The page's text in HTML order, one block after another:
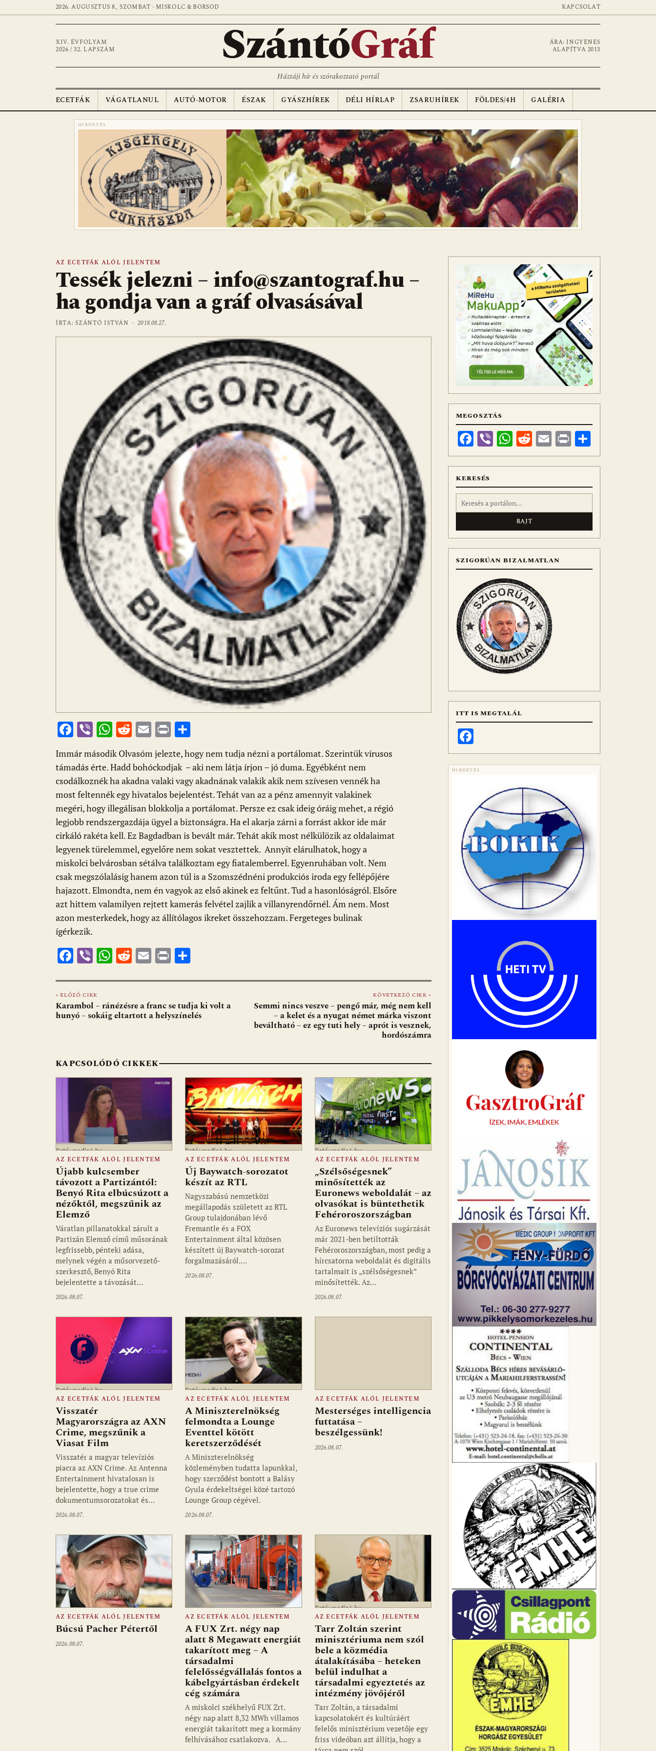
2026. AUGUSZTUS 8., SZOMBAT · MISKOLC & BORSOD KAPCSOLAT
XIV. ÉVFOLYAM
2026 / 32. LAPSZÁM
SzántóGráf
ÁRA: INGYENES
ALAPÍTVA 2013
Háztáji hír és szórakoztató portál
ECETFÁK VÁGATLANUL AUTÓ-MOTOR ÉSZAK GYÁSZHÍREK DÉLI HÍRLAP ZSARUHÍREK FÖLDES/4H GALÉRIA
HIRDETÉS
AZ ECETFÁK ALÓL JELENTEM
Tessék jelezni – info@szantograf.hu –
ha gondja van a gráf olvasásával
ÍRTA: SZÁNTÓ ISTVÁN ·2018.08.27.
F
ac
e
b
o
o
k
Vi
b
er
W
h
at
s
A
p
p
R
d
di
t
E
m
ai
l
Pr
in
t za
m
e
g
Immár második Olvasóm jelezte, hogy nem tudja nézni a portálomat. Szerintük vírusos
támadás érte. Hadd bohóckodjak – aki nem látja írjon – jó duma. Egyébként nem
csodálkoznék ha akadna valaki vagy akadnának valakik akik nem szívesen vennék ha
most feltennék egy hivatalos bejelentést. Tehát van az a pénz amennyit valakinek
megéri, hogy illegálisan blokkolja a portálomat. Persze ez csak ideig óráig mehet, a régió
legjobb rendszergazdája ügyel a biztonságra. Ha el akarja zárni a forrást akkor ide már
cirkáló rakéta kell. Ez Bagdadban is bevált már. Tehát akik most nélkülözik az oldalaimat
legyenek türelemmel, egyelőre nem sokat vesztettek. Annyit elárulhatok, hogy a
miskolci belvárosban sétálva találkoztam egy fiatalemberrel. Egyenruhában volt. Nem
csak megszólalásig hanem azon túl is a Szomszédnéni produkciós iroda egy fellépőjére
hajazott. Elmondta, nem én vagyok az első akinek ez feltűnt. Tud a hasonlóságról. Elsőre
azt hittem valamilyen rejtett kamerás felvétel zajlik a villanyrendőrnél. Ám nem. Most
azon mesterkedek, hogy az állítólagos ikreket összehozzam. Fergeteges bulinak
ígérkezik.
F
e
b
o
Vi
er
W
at
s
A
R
d
di
t
E
ai
l
Pr
t za
m
e
« ELŐZŐ CIKK
Karambol – ránézésre a franc se tudja ki volt a
hunyó – sokáig eltartott a helyszínelés
KÖVETKEZŐ CIKK »
Semmi nincs veszve – pengő már, még nem kell
– a kelet és a nyugat német márka viszont
beváltható – ez egy tuti hely – aprót is vesznek,
hordószámra
KAPCSOLÓDÓ CIKKEK
Fotó: media1.hu
AZ ECETFÁK ALÓL JELENTEM
Újabb kulcsember
távozott a Partizántól:
Benyó Rita elbúcsúzott a
nézőktől, megszűnik az
Elemző
Váratlan pillanatokkal zárult a
Partizán Elemző című műsorának
legfrissebb, pénteki adása,
melynek végén a műsorvezető-
szerkesztő, Benyó Rita
bejelentette a távozását…
2026.08.07.
Fotó: media1.hu
AZ ECETFÁK ALÓL JELENTEM
Új Baywatch-sorozatot
készít az RTL
Nagyszabású nemzetközi
megállapodás született az RTL
Group tulajdonában lévő
Fremantle és a FOX
Entertainment által közösen
készített új Baywatch-sorozat
forgalmazásáról.…
2026.08.07.
Fotó: media1.hu
AZ ECETFÁK ALÓL JELENTEM
„Szélsőségesnek”
minősítették az
Euronews weboldalát – az
olvasókat is büntethetik
Fehéroroszországban
Az Euronews televíziós sugárzását
már 2021-ben betiltották
Fehéroroszországban, most pedig a
hírcsatorna weboldalát és digitális
tartalmait is „szélsőségesnek”
minősítették. Az…
2026.08.07.
Fotó: media1.hu
AZ ECETFÁK ALÓL JELENTEM
Visszatér
Magyarországra az AXN
Crime, megszűnik a
Viasat Film
Visszatér a magyar televíziós
piacra az AXN Crime. Az Antenna
Entertainment hivatalosan is
bejelentette, hogy a true crime
dokumentumsorozatokat és…
2026.08.07.
Fotó: media1.hu
AZ ECETFÁK ALÓL JELENTEM
A Miniszterelnökség
felmondta a Lounge
Eventtel kötött
keretszerződését
A Miniszterelnökség
közleményben tudatta lapunkkal,
hogy szerződést bontott a Balásy
Gyula érdekeltségei közé tartozó
Lounge Group cégével.
2026.08.07.
AZ ECETFÁK ALÓL JELENTEM
Mesterséges intelligencia
futtatása –
beszélgessünk!
2026.08.07.
AZ ECETFÁK ALÓL JELENTEM
Búcsú Pacher Pétertől
2026.08.07.
AZ ECETFÁK ALÓL JELENTEM
A FUX Zrt. négy nap
alatt 8 Megawatt energiát
takarított meg – A
társadalmi
felelősségvállalás fontos a
kábelgyártásban érdekelt
cég számára
A miskolci székhelyű FUX Zrt.
négy nap alatt 8,32 MWh villamos
energiát takarított meg a kormány
felhívásához csatlakozva. A…
Fotó: media1.hu
AZ ECETFÁK ALÓL JELENTEM
Tarr Zoltán szerint
minisztériuma nem szól
bele a közmédia
átalakításába – heteken
belül indulhat a
társadalmi egyeztetés az
intézmény jövőjéről
Tarr Zoltán, a társadalmi
kapcsolatokért és kultúráért
felelős minisztérium vezetője egy
friss videóban azt állítja, hogy a
MEGOSZTÁS
Facebook
ViberWhatsApp
Reddit
Email
Print
meg
KERESÉS
Keresés:
SZIGORÚAN BIZALMATLAN
ITT IS MEGTALÁL
HIRDETÉS